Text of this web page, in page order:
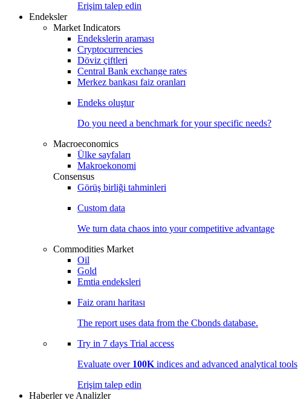
Erişim talep edin
Endeksler
Market Indicators
Endekslerin araması
Cryptocurrencies
Döviz çiftleri
Central Bank exchange rates
Merkez bankası faiz oranları
Endeks oluştur
Do you need a benchmark for your specific needs?
Macroeconomics
Ülke sayfaları
Makroekonomi
Consensus
Görüş birliği tahminleri
Custom data
We turn data chaos into your competitive advantage
Commodities Market
Oil
Gold
Emtia endeksleri
Faiz oranı haritası
The report uses data from the Cbonds database.
Try in 7 days Trial access
Evaluate over 100K indices and advanced analytical tools
Erişim talep edin
Haberler ve Analizler